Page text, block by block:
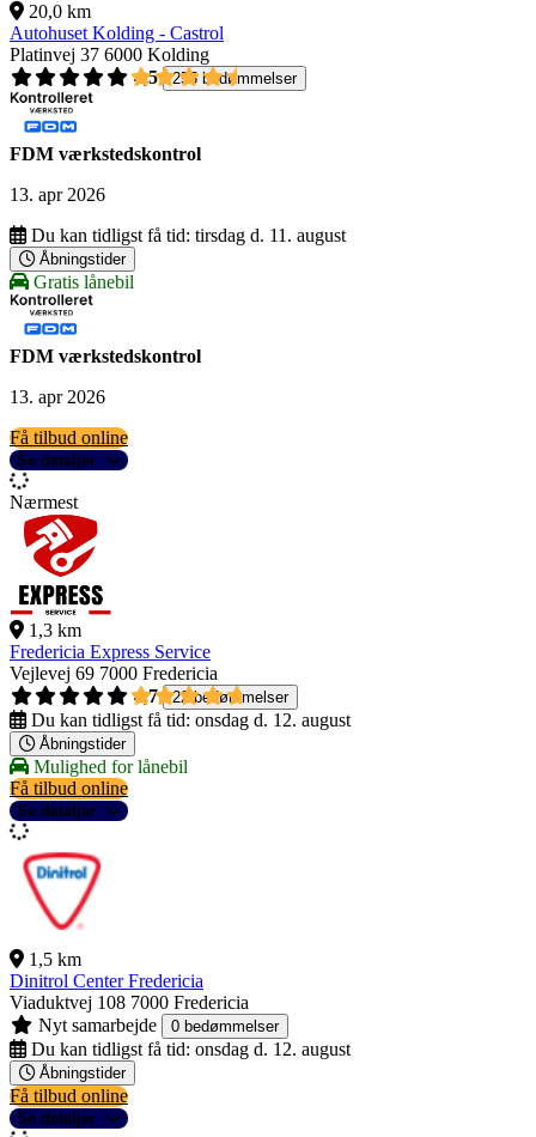
20,0 km
Autohuset Kolding - Castrol
Platinvej 37 6000 Kolding
4,5
255 bedømmelser
FDM værkstedskontrol
13. apr 2026
Du kan tidligst få tid: tirsdag d. 11. august
Åbningstider
Gratis lånebil
FDM værkstedskontrol
13. apr 2026
Få tilbud online
Se detaljer
Nærmest
1,3 km
Fredericia Express Service
Vejlevej 69 7000 Fredericia
4,7
22 bedømmelser
Du kan tidligst få tid: onsdag d. 12. august
Åbningstider
Mulighed for lånebil
Få tilbud online
Se detaljer
1,5 km
Dinitrol Center Fredericia
Viaduktvej 108 7000 Fredericia
Nyt samarbejde
0 bedømmelser
Du kan tidligst få tid: onsdag d. 12. august
Åbningstider
Få tilbud online
Se detaljer